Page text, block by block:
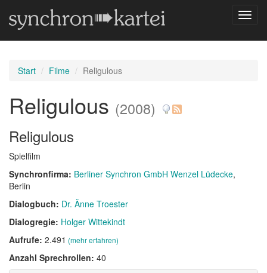
Start Filme Religulous
Religulous (2008)
Religulous
Spielfilm
Synchronfirma: Berliner Synchron GmbH Wenzel Lüdecke,
Berlin
Dialogbuch: Dr. Änne Troester
Dialogregie: Holger Wittekindt
Aufrufe: 2.491 (mehr erfahren)
Anzahl Sprechrollen: 40